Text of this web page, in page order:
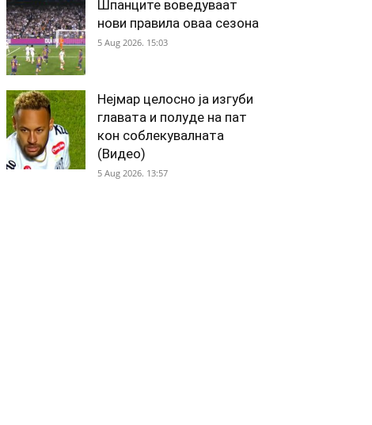
Шпанците воведуваат
нови правила оваа сезона
5 Aug 2026. 15:03
Нејмар целосно ја изгуби
главата и полуде на пат
кон соблекувалната
(Видео)
5 Aug 2026. 13:57